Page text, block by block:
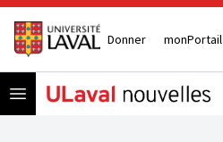
Donner monPortail
Open menu